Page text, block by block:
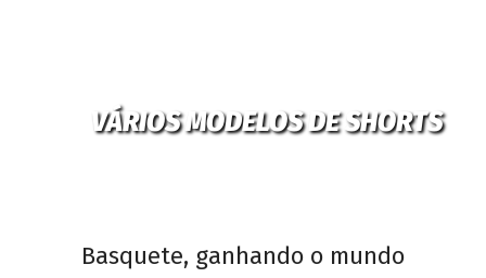
VÁRIOS MODELOS DE SHORTS
Basquete, ganhando o mundo